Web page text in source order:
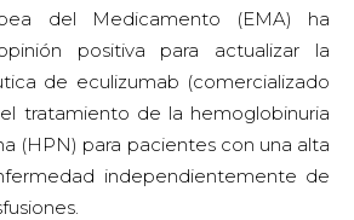
del Medicamento (EMA) ha
positiva para actualizar la
de eculizumab (comercializado
tratamiento de la hemoglobinuria
(HPN) para pacientes con una alta
independientemente de